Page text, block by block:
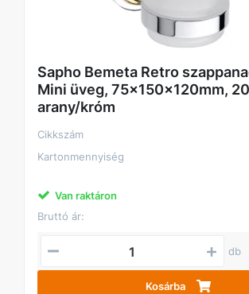
Sapho Bemeta Retro
Mini üveg, 75x150x120mm,
arany/króm
Cikkszám
Kartonmennyiség
Van raktáron
Bruttó ár:
db
Kosárba